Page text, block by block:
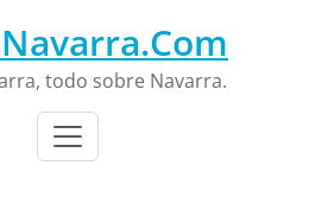
todo sobre Navarra.